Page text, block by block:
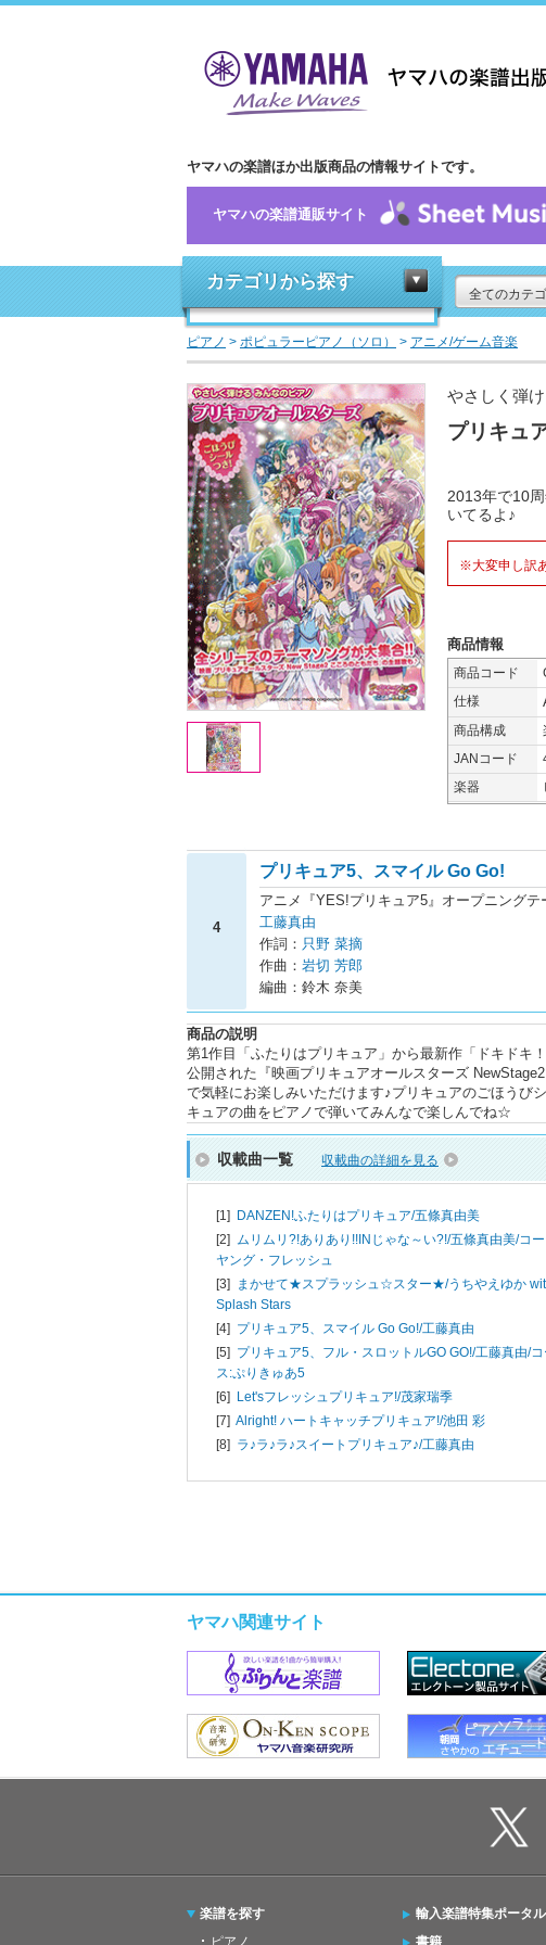
ヤマハの楽譜ほか出版商品の情報サイトです。
ヤマハの楽譜通販サイト
カテゴリから探す
全てのカテ
ピアノ > ポピュラーピアノ（ソロ） > アニメ/ゲーム音楽
やさしく弾
プリキュ
2013年で10
いてるよ♪
※大変申し訳
商品情報
商品コード
仕様
商品構成
JANコード
楽器
4
プリキュア5、スマイル Go Go!
アニメ『YES!プリキュア5』オープニングテ
工藤真由
作詞： 只野 菜摘
作曲： 岩切 芳郎
編曲：鈴木 奈美
商品の説明
第1作目「ふたりはプリキュア」から最新作「ドキドキ
公開された『映画プリキュアオールスターズ
で気軽にお楽しみいただけます♪プリキュアのごほうび
キュアの曲をピアノで弾いてみんなで楽しんでね☆
収載曲一覧 収載曲の詳細を見る
[1] DANZEN!ふたりはプリキュア/五條真由美
[2] ムリムリ?!ありあり!!INじゃな～い?!/五條真由美/コ
ヤング・フレッシュ
[3] まかせて★スプラッシュ☆スター★/うちやえゆか
Splash Stars
[4] プリキュア5、スマイル Go Go!/工藤真由
[5] プリキュア5、フル・スロットルGO GO!/工藤真由/コ
ス:ぷりきゅあ5
[6] Let'sフレッシュプリキュア!/茂家瑞季
[7] Alright! ハートキャッチプリキュア!/池田 彩
[8] ラ♪ラ♪ラ♪スイートプリキュア♪/工藤真由
ヤマハ関連サイト
楽譜を探す
ピアノ
輸入楽譜特集ポータル
書籍